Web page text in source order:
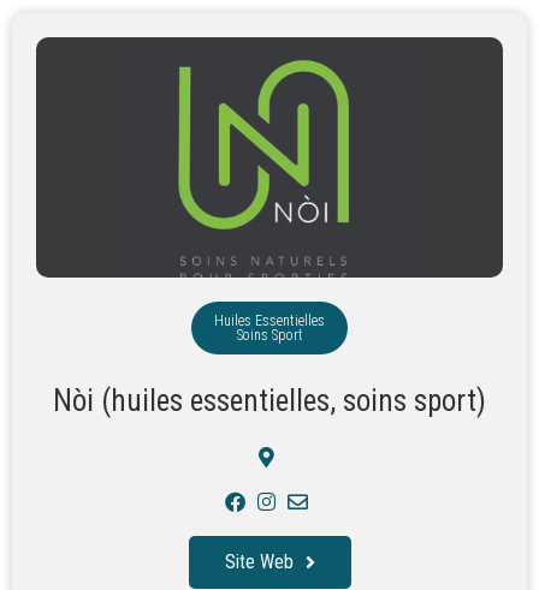
Huiles Essentielles
Soins Sport
Nòi (huiles essentielles, soins sport)
Site Web